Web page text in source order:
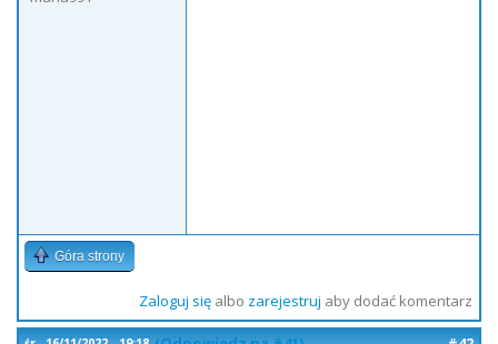
Góra strony
Zaloguj sięalbo zarejestruj aby dodać komentarz